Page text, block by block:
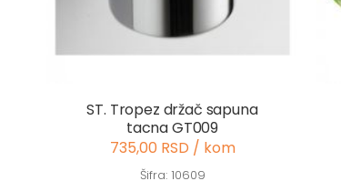
ST. Tropez držač sapuna
tacna GT009
735,00 RSD / kom
Šifra: 10609